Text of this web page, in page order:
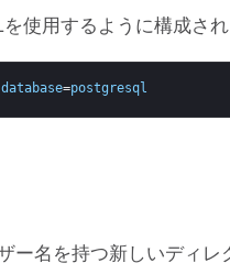
使用するように構成さ
database=postgresql
ー名を持つ新しいディ